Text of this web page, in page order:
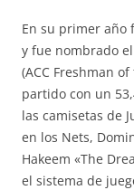
En su primer año
y fue nombrado
(ACC Freshman
partido con un
las camisetas de
en los Nets,
Hakeem «The
el sistema de